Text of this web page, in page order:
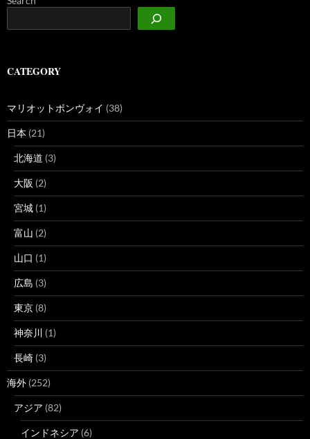
CATEGORY
マリオットボンヴォイ (38)
日本 (21)
北海道 (3)
大阪 (2)
宮城 (1)
富山 (2)
山口 (1)
広島 (3)
東京 (8)
神奈川 (1)
長崎 (3)
海外 (252)
アジア (82)
インドネシア (6)